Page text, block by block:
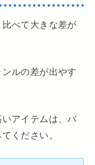
べて大きな差が
ルの差が出やす
アイテムは、バ
ください。